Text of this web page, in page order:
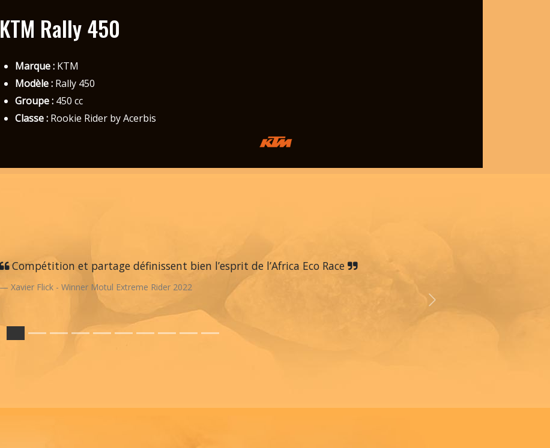
KTM Rally 450
Marque :KTM
Modèle :Rally 450
Groupe :450 cc
Classe :Rookie Rider by Acerbis
Compétition et partage définissent bien l’esprit de l’Africa Eco Race
Xavier Flick - Winner Motul Extreme Rider 2022
Next